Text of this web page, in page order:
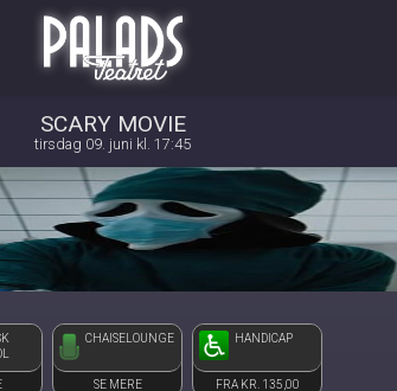
Palads Teatret
SCARY MOVIE
tirsdag 09. juni kl. 17:45
CHAISELOUNGE
SE MERE
HANDICAP
FRA KR. 135,00
front03-cc 100726